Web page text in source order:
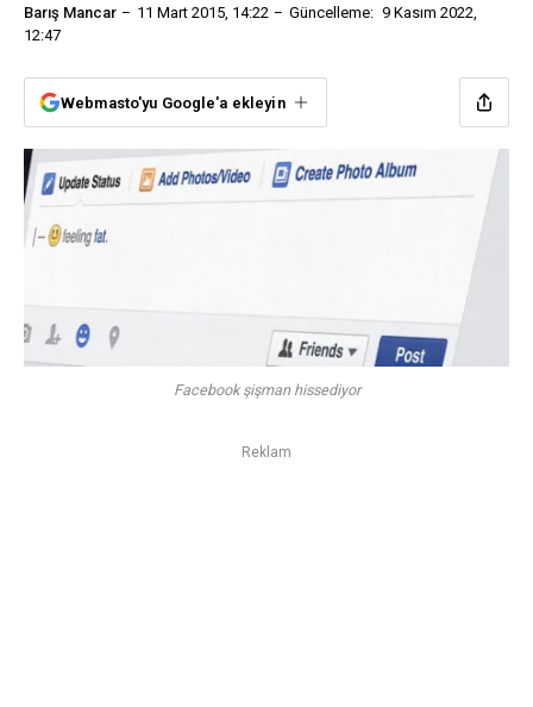
Barış Mancar 11 Mart 2015, 14:22 Güncelleme: 9 Kasım 2022,
12:47
Webmasto'yu Google'a ekleyin
Facebook şişman hissediyor
Reklam